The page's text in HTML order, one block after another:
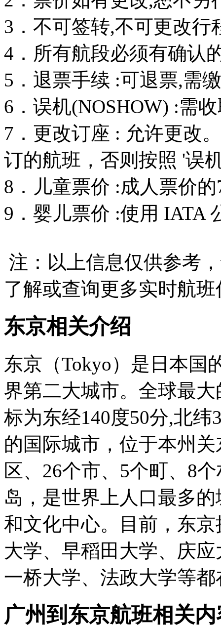
3．不可签转,不可更改行
4．所有航段必须有确认
5．退票手续 :可退票,需
6．误机(NOSHOW) :需
7．更改订座 : 允许更改
订的航班，否则按照 '误
8．儿童票价 :成人票价的
9．婴儿票价 :使用 IATA
注：以上信息仅供参考
了解或查询更多实时航
东京相关介绍
东京（Tokyo）是日本国
界第二大城市。全球最
标为东经140度50分,北
的国际城市，位于本州
区、26个市、5个町、8
岛，是世界上人口最多
和文化中心。目前，东
大学、早稻田大学、庆
一桥大学、法政大学等
广州到东京航班相关内